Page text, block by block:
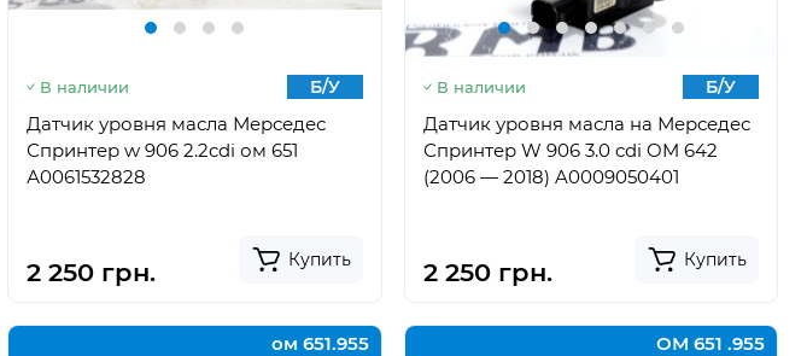
В наличии Б/У
Датчик уровня масла Мерседес
Спринтер w 906 2.2cdi ом 651
А0061532828
2 250 грн. Купить
В наличии Б/У
Датчик уровня масла на Мерседес
Спринтер W 906 3.0 cdi OM 642
(2006 — 2018) A0009050401
2 250 грн. Купить
ом 651.955 ОМ 651 .955